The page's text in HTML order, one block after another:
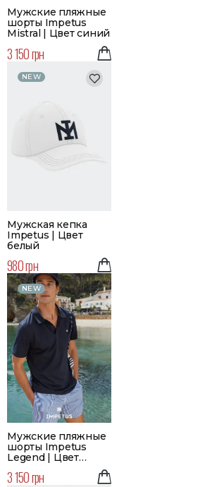
Мужские пляжные
шорты Impetus
Mistral | Цвет синий
3 150 грн
NEW
Мужская кепка
Impetus | Цвет
белый
980 грн
NEW
Мужские пляжные
шорты Impetus
Legend | Цвет
3 150 грн